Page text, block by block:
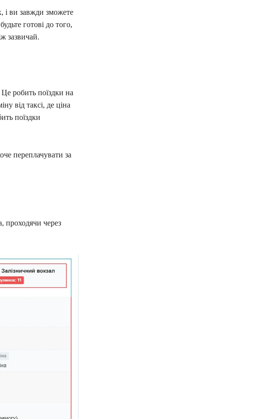
і ви завжди зможете
готові до того,
зазвичай.
робить поїздки на
від таксі, де ціна
поїздки
переплачувати за
проходячи через